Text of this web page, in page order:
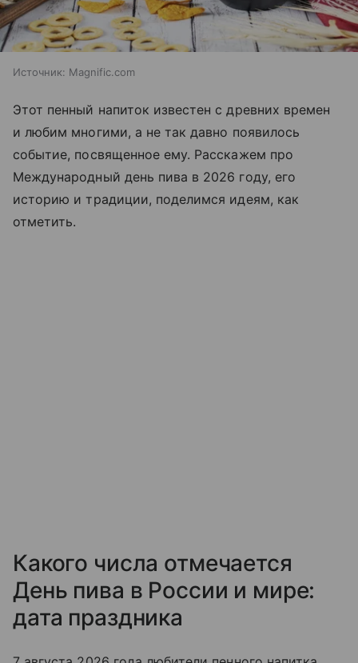
Источник: Magnific.com
Этот пенный напиток известен с древних времен
и любим многими, а не так давно появилось
событие, посвященное ему. Расскажем про
Международный день пива в 2026 году, его
историю и традиции, поделимся идеям, как
отметить.
Какого числа отмечается
День пива в России и мире:
дата праздника